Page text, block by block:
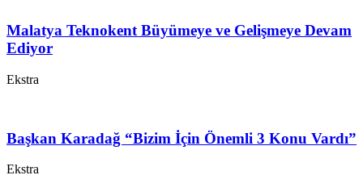
Malatya Teknokent Büyümeye ve Gelişmeye Devam
Ediyor
Ekstra
Başkan Karadağ “Bizim İçin Önemli 3 Konu Vardı”
Ekstra